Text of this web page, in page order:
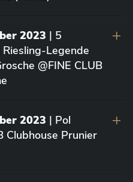
2023 | 5
Legende
@FINE CLUB
2023 | Pol
Clubhouse Prunier